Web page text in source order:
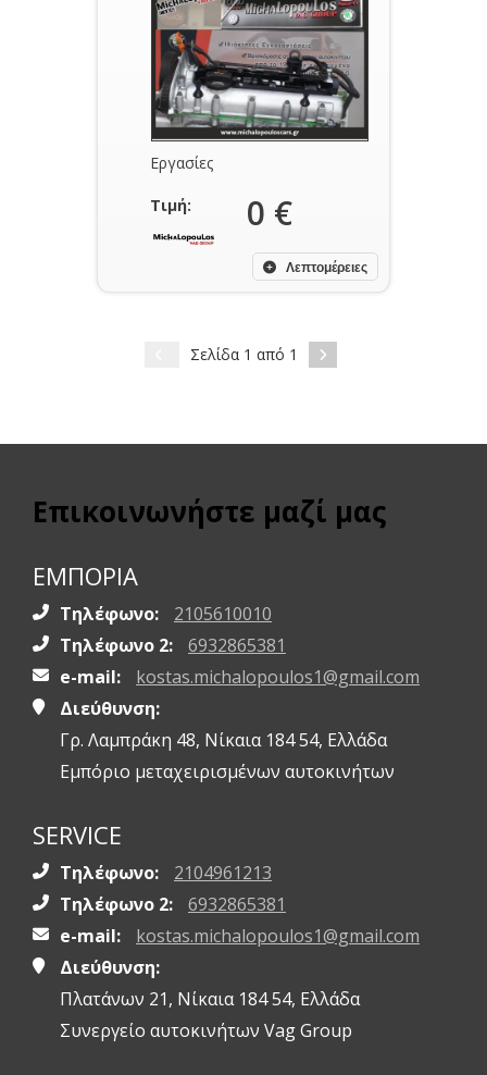
Εργασίες
Τιμή: 0 €
Λεπτομέρειες
Σελίδα 1 από 1
Επικοινωνήστε μαζί μας
ΕΜΠΟΡΙΑ
Τηλέφωνο:
2105610010
Τηλέφωνο 2:
6932865381
e-mail:
kostas.michalopoulos1@gmail.com
Διεύθυνση:
Γρ. Λαμπράκη 48, Νίκαια 184 54, Ελλάδα
Εμπόριο μεταχειρισμένων αυτοκινήτων
SERVICE
Τηλέφωνο:
2104961213
Τηλέφωνο 2:
6932865381
e-mail:
kostas.michalopoulos1@gmail.com
Διεύθυνση:
Πλατάνων 21, Νίκαια 184 54, Ελλάδα
Συνεργείο αυτοκινήτων Vag Group